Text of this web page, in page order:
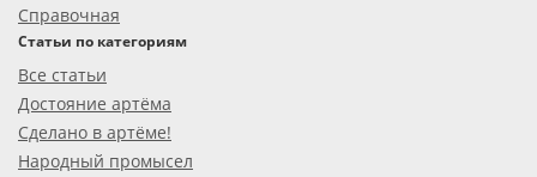
Справочная
Статьи по категориям
Все статьи
Достояние артёма
Сделано в артёме!
Народный промысел